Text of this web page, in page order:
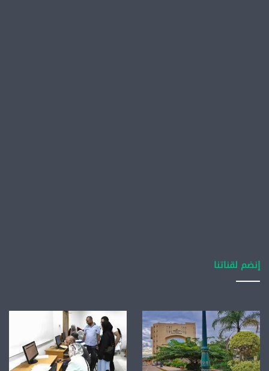
إنضم لقناتنا